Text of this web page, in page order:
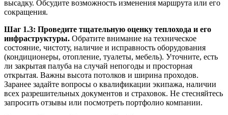
высадку. Обсудите возможность изменения маршрута или его
сокращения.
Шаг 1.3: Проведите тщательную оценку теплохода и его
инфраструктуры. Обратите внимание на техническое
состояние, чистоту, наличие и исправность оборудования
(кондиционеры, отопление, туалеты, мебель). Уточните, есть
ли закрытая палуба на случай непогоды и просторная
открытая. Важны высота потолков и ширина проходов.
Заранее задайте вопросы о квалификации экипажа, наличии
всех разрешительных документов и страховок. Не стесняйтесь
запросить отзывы или посмотреть портфолио компании.